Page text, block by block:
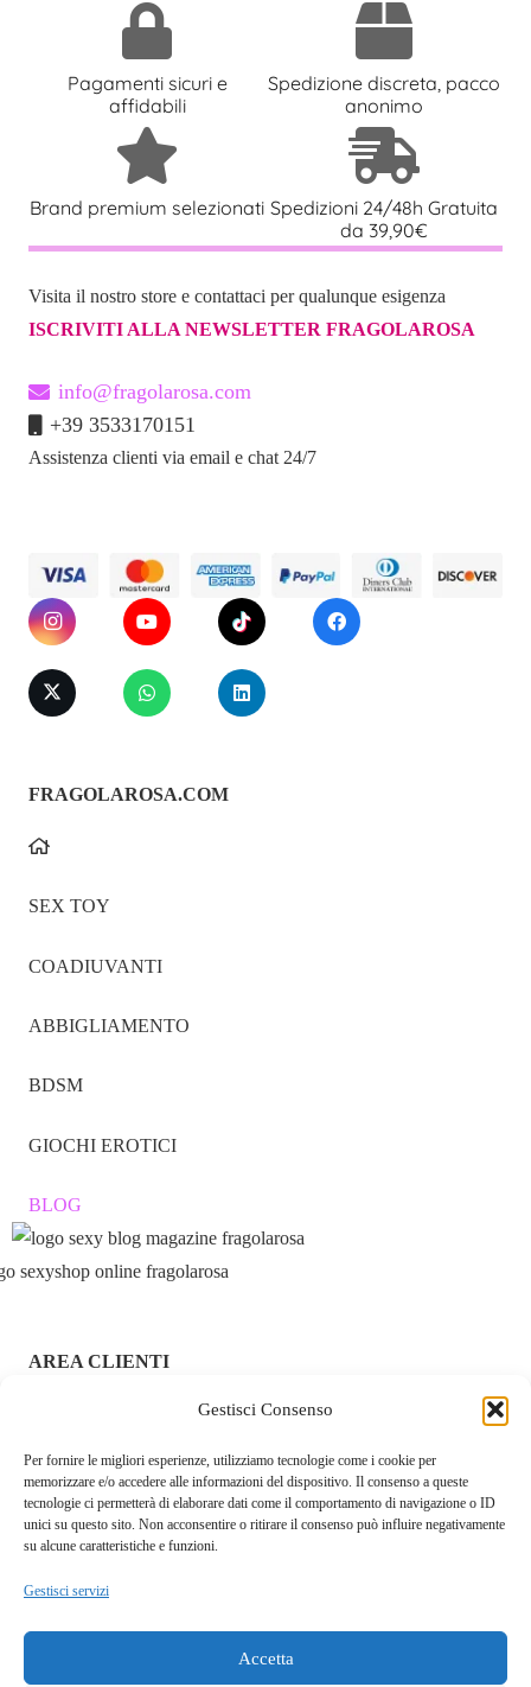
Gestisci Consenso
Per fornire le migliori esperienze, utilizziamo tecnologie come i cookie per
memorizzare e/o accedere alle informazioni del dispositivo. Il consenso a queste
tecnologie ci permetterà di elaborare dati come il comportamento di navigazione o ID
unici su questo sito. Non acconsentire o ritirare il consenso può influire negativamente
su alcune caratteristiche e funzioni.
Gestisci servizi
Accetta
Pagamenti sicuri e
affidabili
Spedizione discreta, pacco
anonimo
Brand premium selezionati Spedizioni 24/48h Gratuita
da 39,90€
Visita il nostro store e contattaci per qualunque esigenza
ISCRIVITI ALLA NEWSLETTER FRAGOLAROSA
info@fragolarosa.com
+39 3533170151
Assistenza clienti via email e chat 24/7
FRAGOLAROSA.COM
SEX TOY
COADIUVANTI
ABBIGLIAMENTO
BDSM
GIOCHI EROTICI
BLOG
AREA CLIENTI
ACCEDI / REGISTRATI
CHI SIAMO – FRAGOLAROSA | SEXY SHOP ONLINE
ITALIANO SICURO E DISCRETO
RESI E RIMBORSI
COOKIE POLICY